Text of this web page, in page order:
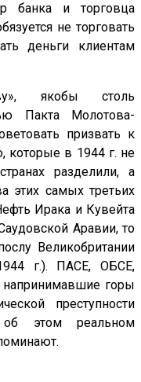
банка и торговца
не торговать
деньги клиентам
якобы столь
Пакта Молотова-
призвать к
которые в 1944 г. не
разделили, а
этих самых третьих
Ирака и Кувейта
Аравии, то
Великобритании
г.). ПАСЕ, ОБСЕ,
напринимавшие горы
преступности
об этом реальном